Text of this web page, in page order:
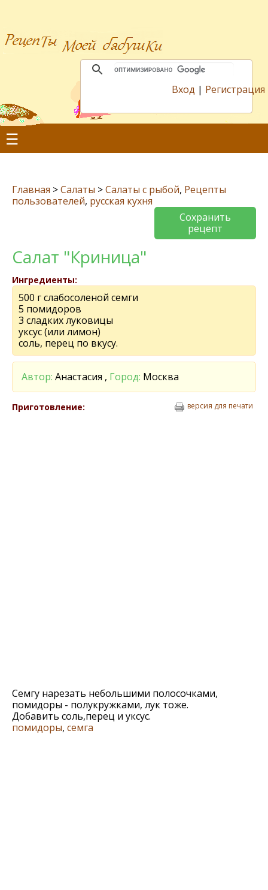
Вход | Регистрация
☰
Главная >Салаты >Салаты с рыбой, Рецепты
пользователей, русская кухня
Сохранить
рецепт
Салат "Криница"
Ингредиенты:
500 г слабосоленой семги
5 помидоров
3 сладких луковицы
уксус (или лимон)
соль, перец по вкусу.
Автор: Анастасия , Город: Москва
Приготовление: версия для печати
Семгу нарезать небольшими полосочками,
помидоры - полукружками, лук тоже.
Добавить соль,перец и уксус.
помидоры, семга